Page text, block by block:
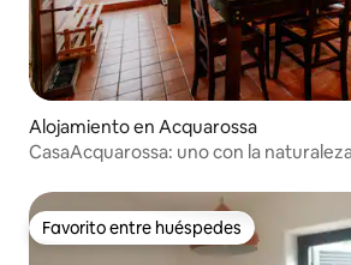
Alojamiento en Acquarossa
CasaAcquarossa: uno con la
Favorito entre huéspedes
Favorito entre huéspedes